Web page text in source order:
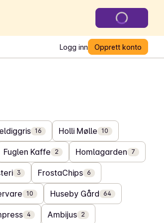
Logg inn Opprett konto
16 Holli Mølle 10
Fuglen Kaffe 2 Homlagarden 7
3 FrostaChips 6
10 Huseby Gård 64
4 Ambijus 2